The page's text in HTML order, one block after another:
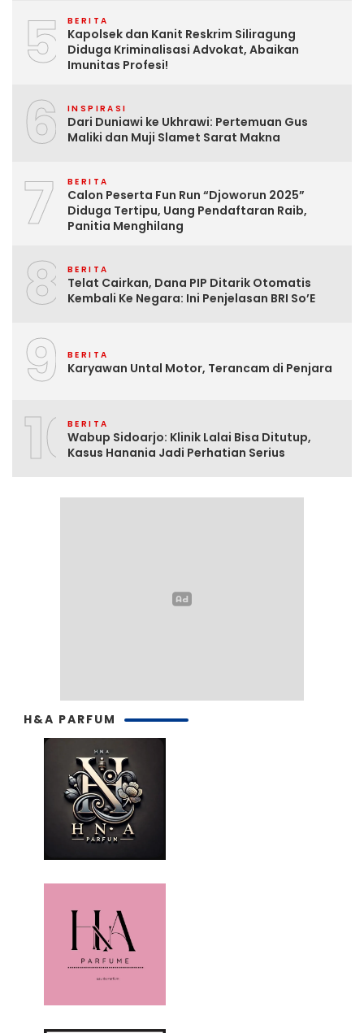
5 BERITA
Kapolsek dan Kanit Reskrim Siliragung
Diduga Kriminalisasi Advokat, Abaikan
Imunitas Profesi!
6 INSPIRASI
Dari Duniawi ke Ukhrawi: Pertemuan Gus
Maliki dan Muji Slamet Sarat Makna
7 BERITA
Calon Peserta Fun Run “Djoworun 2025”
Diduga Tertipu, Uang Pendaftaran Raib,
Panitia Menghilang
8 BERITA
Telat Cairkan, Dana PIP Ditarik Otomatis
Kembali Ke Negara: Ini Penjelasan BRI So’E
9 BERITA
Karyawan Untal Motor, Terancam di Penjara
10BERITA
Wabup Sidoarjo: Klinik Lalai Bisa Ditutup,
Kasus Hanania Jadi Perhatian Serius
H&A PARFUM